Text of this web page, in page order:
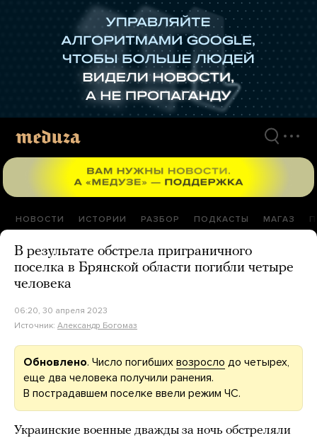
НОВОСТИ ИСТОРИИ РАЗБОР ПОДКАСТЫ МАГАЗ
В результате обстрела приграничного
поселка в Брянской области погибли четыре
человека
06:20, 30 апреля 2023
Источник: Александр Богомаз
Обновлено. Число погибших возросло до четырех,
еще два человека получили ранения.
В пострадавшем поселке ввели режим ЧС.
Украинские военные дважды за ночь обстреляли